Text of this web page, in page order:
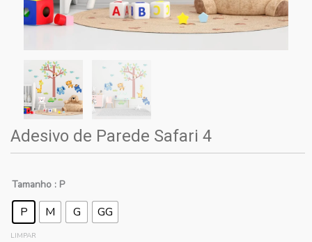
Adesivo de Parede Safari 4
Tamanho : P
P M G GG
LIMPAR